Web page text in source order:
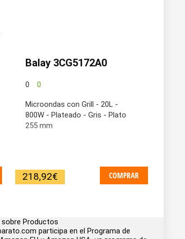
Balay 3CG5172A0
0 0
Microondas con Grill - 20L -
800W - Plateado - Gris - Plato
255 mm
218,92€ COMPRAR
Productos
participa en el Programa de